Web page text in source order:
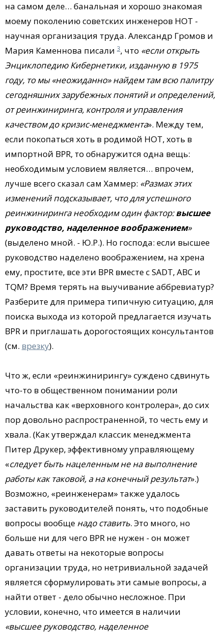
на самом деле… банальная и хорошо знакомая
моему поколению советских инженеров НОТ -
научная организация труда. Александр Громов и
Мария Каменнова писали 3, что «если открыть
Энциклопедию Кибернетики, изданную в 1975
году, то мы «неожиданно» найдем там всю палитру
сегодняшних зарубежных понятий и определений,
от реинжиниринга, контроля и управления
качеством до кризис-менеджмента». Между тем,
если покопаться хоть в родимой НОТ, хоть в
импортной BPR, то обнаружится одна вещь:
необходимым условием является… впрочем,
лучше всего сказал сам Хаммер: «Размах этих
изменений подсказывает, что для успешного
реинжиниринга необходим один фактор:высшее
руководство, наделенное воображением»
(выделено мной. - Ю.Р.). Но господа: если высшее
руководство наделено воображением, на хрена
ему, простите, все эти BPR вместе с SADT, АВС и
TQM? Время терять на выучивание аббревиатур?
Разберите для примера типичную ситуацию, для
поиска выхода из которой предлагается изучать
BPR и приглашать дорогостоящих консультантов
(см. врезку).
Что ж, если «реинжинирингу» суждено сдвинуть
что-то в общественном понимании роли
начальства как «верховного контролера», до сих
пор довольно распространенной, то честь ему и
хвала. (Как утверждал классик менеджмента
Питер Друкер, эффективному управляющему
«следует быть нацеленным не на выполнение
работы как таковой, а на конечный результат».)
Возможно, «реинженерам» также удалось
заставить руководителей понять, что подобные
вопросы вообще надо ставить. Это много, но
больше ни для чего BPR не нужен - он может
давать ответы на некоторые вопросы
организации труда, но нетривиальной задачей
является сформулировать эти самые вопросы, а
найти ответ - дело обычно несложное. При
условии, конечно, что имеется в наличии
«высшее руководство, наделенное